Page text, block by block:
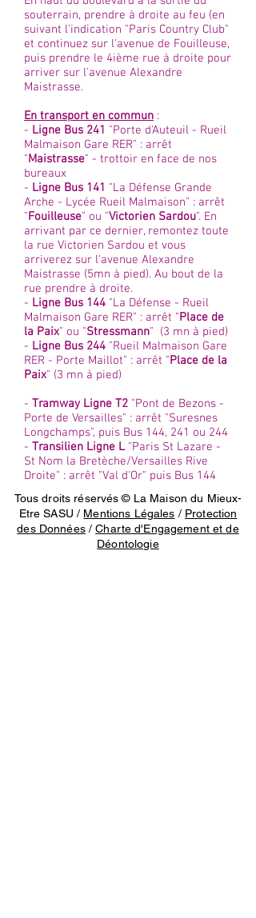
souterrain, prendre à droite au feu (en
suivant l'indication "Paris Country Club"
et continuez sur l'avenue de Fouilleuse,
puis prendre le 4ième rue à droite pour
arriver sur l'avenue Alexandre
Maistrasse.
En transport en commun :
- Ligne Bus 241 "Porte d'Auteuil - Rueil
Malmaison Gare RER" : arrêt
"Maistrasse" - trottoir en face de nos
bureaux
- Ligne Bus 141 "La Défense Grande
Arche - Lycée Rueil Malmaison" : arrêt
"Fouilleuse" ou "Victorien Sardou". En
arrivant par ce dernier, remontez toute
la rue Victorien Sardou et vous
arriverez sur l'avenue Alexandre
Maistrasse (5mn à pied). Au bout de la
rue prendre à droite.
- Ligne Bus 144 "La Défense - Rueil
Malmaison Gare RER" : arrêt "Place de
la Paix" ou "Stressmann" (3 mn à pied)
- Ligne Bus 244 "Rueil Malmaison Gare
RER - Porte Maillot" : arrêt "Place de la
Paix" (3 mn à pied)
- Tramway Ligne T2 "Pont de Bezons -
Porte de Versailles" : arrêt "Suresnes
Longchamps", puis Bus 144, 241 ou 244
- Transilien Ligne L"Paris St Lazare -
St Nom la Bretèche/Versailles Rive
Droite" : arrêt "Val d'Or" puis Bus 144
Tous droits réservés © La Maison du Mieux-
Etre SASU / Mentions Légales / Protection
des Données/Charte d'Engagement et de
Déontologie